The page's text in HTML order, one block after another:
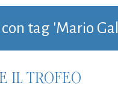
tag 'Mario
IL TROFEO